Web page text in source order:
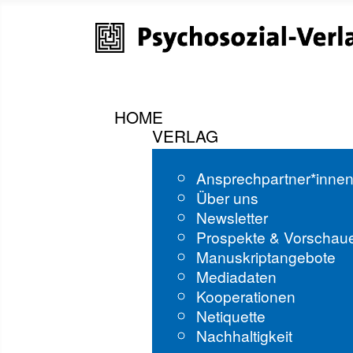
HOME
VERLAG
Über uns
Newsletter
Prospekte &
Manuskriptangebote
Mediadaten
Kooperationen
Netiquette
Nachhaltigkeit